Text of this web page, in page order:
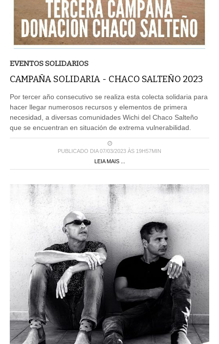
EVENTOS SOLIDARIOS
CAMPAÑA SOLIDARIA - CHACO SALTEÑO 2023
Por tercer año consecutivo se realiza esta colecta solidaria para
hacer llegar numerosos recursos y elementos de primera
necesidad, a diversas comunidades Wichi del Chaco Salteño
que se encuentran en situación de extrema vulnerabilidad.
PUBLICADO DIA 07/03/2023 ÀS 19H57MIN
LEIA MAIS ...